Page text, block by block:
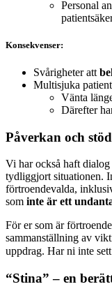
Personal
Konsekvenser:
Svårigheter att
Multisjuka
Vänta
Därefter
Påverkan och
Vi har också haft
tydliggjort situationen.
förtroendevalda,
som inte är ett
För er som är
sammanställning av
uppdrag. Har ni inte
“Stina” – en